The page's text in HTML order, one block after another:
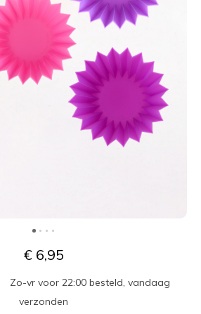
€ 6,95
Zo-vr voor 22:00 besteld, vandaag
verzonden